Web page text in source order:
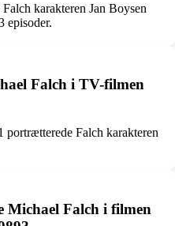
karakteren Jan Boysen
episoder.
Falch i TV-filmen
Falch karakteren
Michael Falch i filmen